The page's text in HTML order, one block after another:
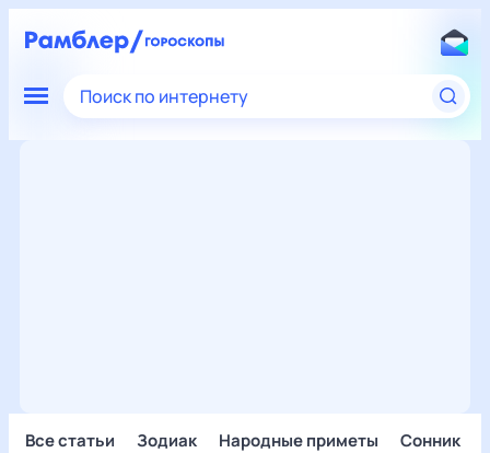
Поиск по интернету
Все статьи Зодиак Народные приметы Сонник